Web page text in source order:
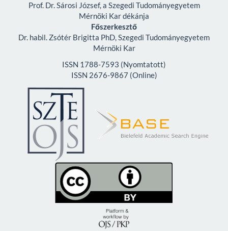
Prof. Dr. Sárosi József, a Szegedi Tudományegyetem
Mérnöki Kar dékánja
Főszerkesztő
Dr. habil. Zsótér Brigitta PhD, Szegedi Tudományegyetem
Mérnöki Kar
ISSN 1788-7593 (Nyomtatott)
ISSN 2676-9867 (Online)